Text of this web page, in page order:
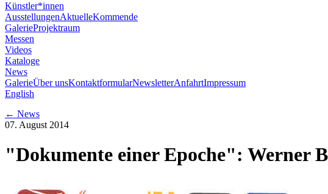
Künstler*innen
AusstellungenAktuelleKommende
GalerieProjektraum
Messen
Videos
Kataloge
News
GalerieÜber unsKontaktformularNewsletterAnfahrtImpressum
English
← News
07. August 2014
"Dokumente einer Epoche": Werner